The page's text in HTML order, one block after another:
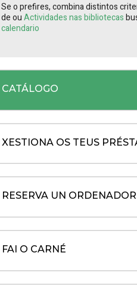
Se o prefires, combina distintos
de ouActividades nas bibliotecas
calendario
CATÁLOGO
XESTIONA OS TEUS
RESERVA UN ORDENADOR
FAI O CARNÉ